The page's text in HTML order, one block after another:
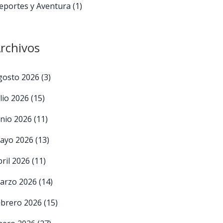
y Aventura (1)
2026 (3)
2026 (15)
2026 (11)
2026 (13)
2026 (11)
2026 (14)
2026 (15)